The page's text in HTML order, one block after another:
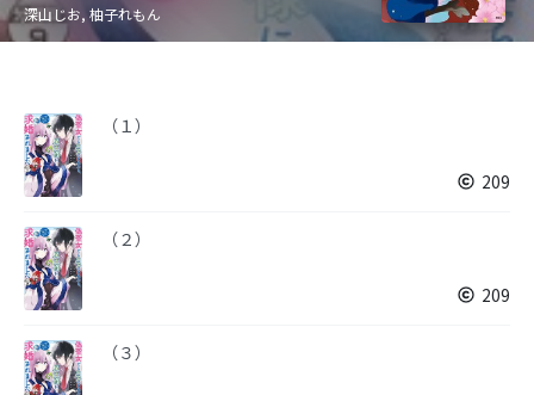
深山じお, 柚子れもん
（１）
209
（２）
209
（３）